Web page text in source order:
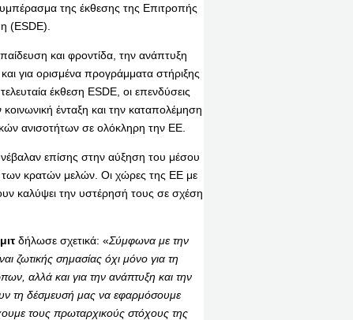
της έκθεσης της Επιτροπής
(ESDE).
και φροντίδα, την ανάπτυξη
για ορισμένα προγράμματα στήριξης
έκθεση ESDE, οι επενδύσεις
ένταξη και την καταπολέμηση
ανισοτήτων σε ολόκληρη την ΕΕ.
επίσης στην αύξηση του μέσου
των κρατών μελών. Οι χώρες της ΕΕ με
καλύψει την υστέρησή τους σε σχέση
δήλωσε σχετικά: «Σύμφωνα με την
ζωτικής σημασίας όχι μόνο για τη
αλλά και για την ανάπτυξη και την
τη δέσμευσή μας να εφαρμόσουμε
τους πρωταρχικούς στόχους της